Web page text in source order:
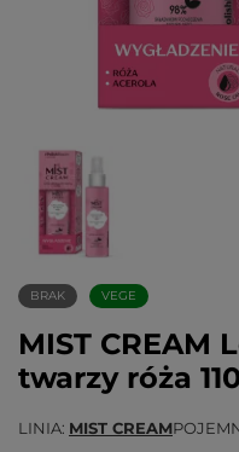
BRAK VEGE
MIST CREAM
twarzy róża
LINIA MIST CREAM